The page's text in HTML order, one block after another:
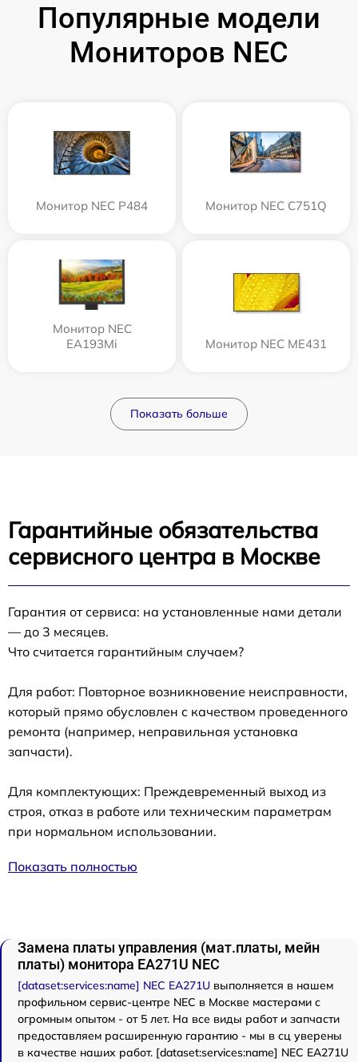
Популярные модели
Мониторов NEC
Монитор NEC P484 Монитор NEC C751Q
Монитор NEC
EA193Mi
Монитор NEC ME431
Показать больше
Гарантийные обязательства
сервисного центра в Москве
Гарантия от сервиса: на установленные нами детали
— до 3 месяцев.
Что считается гарантийным случаем?
Для работ: Повторное возникновение неисправности,
который прямо обусловлен с качеством проведенного
ремонта (например, неправильная установка
запчасти).
Для комплектующих: Преждевременный выход из
строя, отказ в работе или техническим параметрам
при нормальном использовании.
Показать полностью
Замена платы управления (мат.платы, мейн
платы) монитора EA271U NEC
[dataset:services:name] NEC EA271U выполняется в нашем
профильном сервис-центре NEC в Москве мастерами с
огромным опытом - от 5 лет. На все виды работ и запчасти
предоставляем расширенную гарантию - мы в сц уверены
в качестве наших работ. [dataset:services:name] NEC EA271U